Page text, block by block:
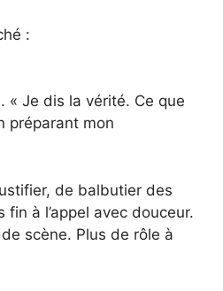
:
« Je dis la vérité. Ce que
préparant mon
de balbutier des
fin à l’appel avec douceur.
scène. Plus de rôle à